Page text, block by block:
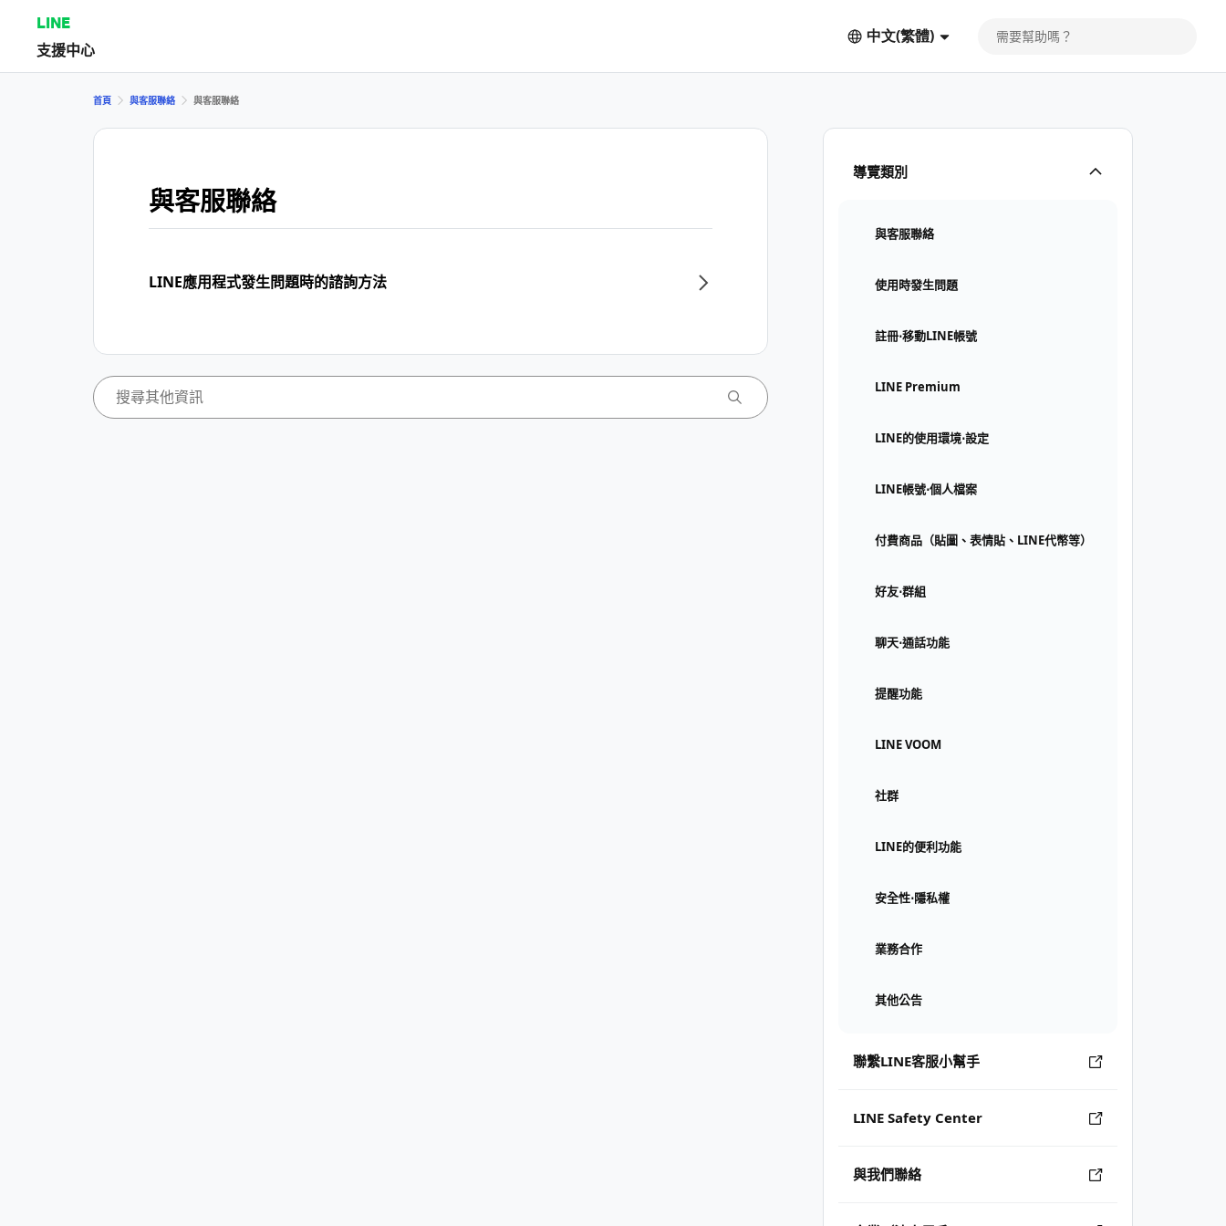
LINE
支援中心
中文(繁體)
導覽類別
與客服聯絡
使用時發生問題
註冊⋅移動LINE帳號
LINE Premium
LINE的使用環境⋅設定
LINE帳號⋅個人檔案
付費商品（貼圖、表情貼、LINE代幣等）
好友⋅群組
聊天⋅通話功能
提醒功能
LINE VOOM
社群
LINE的便利功能
安全性⋅隱私權
業務合作
其他公告
聯繫LINE客服小幫手
LINE Safety Center
與我們聯絡
首頁 與客服聯絡 與客服聯絡
與客服聯絡
LINE應用程式發生問題時的諮詢方法